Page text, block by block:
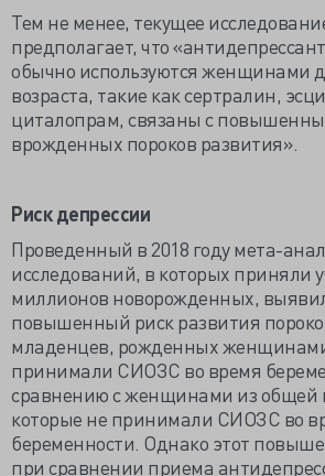
Тем не менее, текущее
предполагает, что
обычно используются женщинами
возраста, такие как сертралин,
циталопрам, связаны с
врожденных пороков развития».
Риск депрессии
Проведенный в 2018 году мета-
исследований, в которых приняли
миллионов новорожденных,
повышенный риск развития
младенцев, рожденных
принимали СИОЗС во время
сравнению с женщинами из общей
которые не принимали СИОЗС во
беременности. Однако этот
при сравнении приема